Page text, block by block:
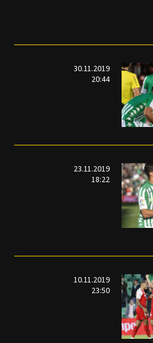
30.11.2019
20:44
23.11.2019
18:22
10.11.2019
23:50